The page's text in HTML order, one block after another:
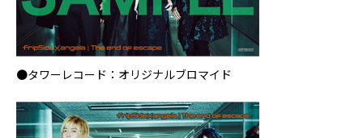
●タワーレコード：オリジナルブロマイド